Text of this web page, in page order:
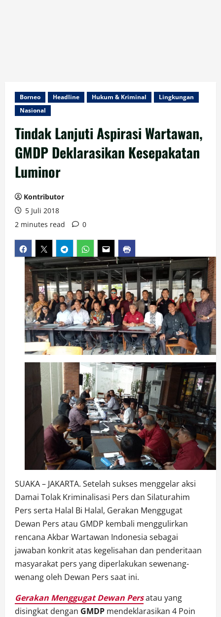
Borneo Headline Hukum & Kriminal
Lingkungan
Nasional
Tindak Lanjuti Aspirasi Wartawan,
GMDP Deklarasikan Kesepakatan
Luminor
Kontributor
5 Juli 2018
2 minutes read
0
SUAKA – JAKARTA. Setelah sukses menggelar aksi
Damai Tolak Kriminalisasi Pers dan Silaturahim
Pers serta Halal Bi Halal, Gerakan Menggugat
Dewan Pers atau GMDP kembali menggulirkan
rencana Akbar Wartawan Indonesia sebagai
jawaban konkrit atas kegelisahan dan penderitaan
masyarakat pers yang diperlakukan sewenang-
wenang oleh Dewan Pers saat ini.
Gerakan Menggugat Dewan Persatau yang
disingkat dengan GMDP mendeklarasikan 4 Poin